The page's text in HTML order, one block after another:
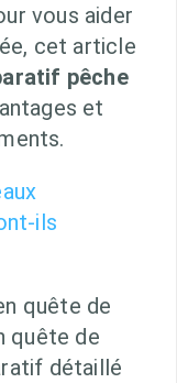
vous aider
cet article
pêche
et
ils
quête de
quête de
détaillé